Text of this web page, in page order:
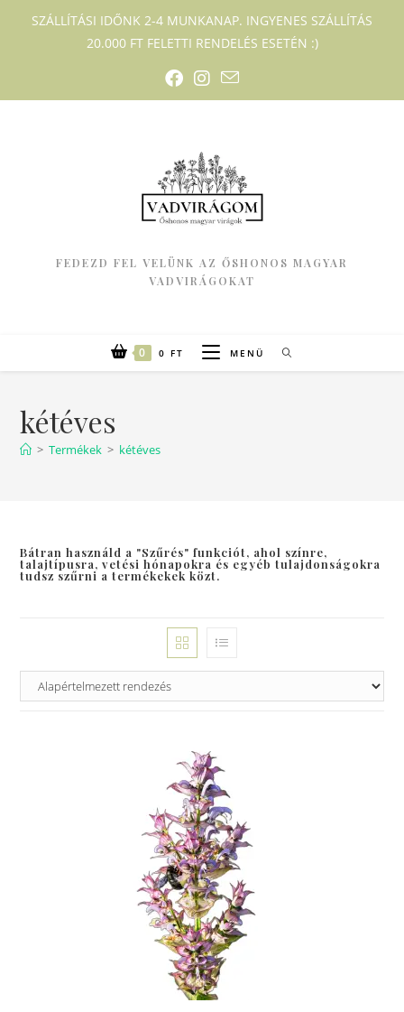
SZÁLLÍTÁSI IDŐNK 2-4 MUNKANAP. INGYENES SZÁLLÍTÁS
20.000 FT FELETTI RENDELÉS ESETÉN :)
FEDEZD FEL VELÜNK AZ ŐSHONOS MAGYAR
VADVIRÁGOKAT
0 0 FT MENÜ
kétéves
> Termékek > kétéves
Bátran használd a "Szűrés" funkciót, ahol színre,
talajtípusra, vetési hónapokra és egyéb tulajdonságokra
tudsz szűrni a termékekek közt.